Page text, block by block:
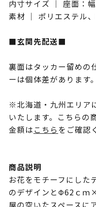
内寸サイズ ｜ 座面：
素材 ｜ ポリエステル
■玄関先配送■
裏面はタッカー留めの
ーは個体差があります。
※北海道・九州エリア
いたします。こちらの
金額はこちらをご確認
商品説明
お花をモチーフにした
のデザインとΦ62ｃｍ